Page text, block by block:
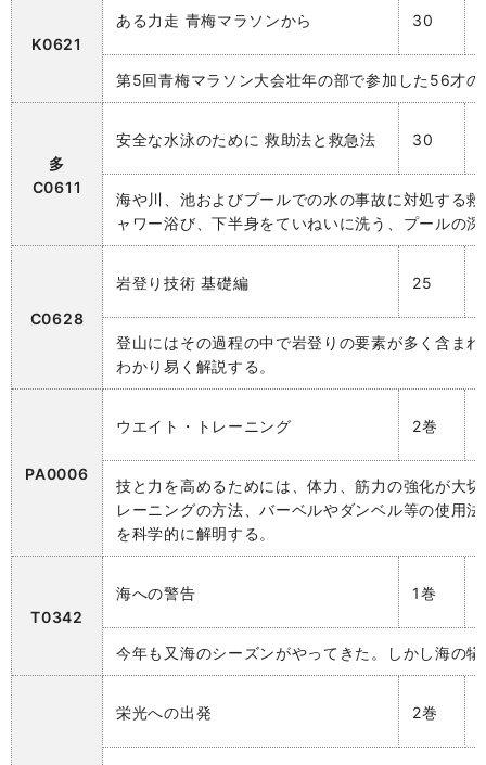
K0621
ある力走 青梅マラソンから 30
第5回青梅マラソン大会壮年の部で参加した56才
多
C0611
安全な水泳のために 救助法と救急法 30
海や川、池およびプールでの水の事故に対処する
ャワー浴び、下半身をていねいに洗う、プールの
C0628
岩登り技術 基礎編 25
登山にはその過程の中で岩登りの要素が多く含ま
わかり易く解説する。
PA0006
ウエイト・トレーニング 2巻
技と力を高めるためには、体力、筋力の強化が大
レーニングの方法、バーベルやダンベル等の使用
を科学的に解明する。
T0342
海への警告 1巻
今年も又海のシーズンがやってきた。しかし海の
栄光への出発 2巻